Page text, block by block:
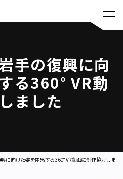
手の復興に向
る360° VR動
ました
に向けた姿を体感する360° VR動画に制作協力しま